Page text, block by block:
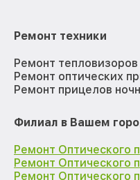
Ремонт техники
Ремонт тепловизоров
Ремонт оптических
Ремонт прицелов
Филиал в Вашем
Ремонт Оптического
Ремонт Оптического
Ремонт Оптического